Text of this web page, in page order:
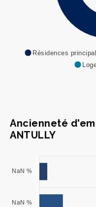
Résidences
Ancienneté
ANTULLY
NaN %
NaN %